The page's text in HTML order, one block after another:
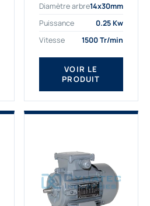
professionnels. Notre
gamme de moteurs
sélectionné pour la très
haute...
Diamètre arbre14x30mm
Puissance
0.25 Kw
Vitesse
1500 Tr/min
VOIR LE
PRODUIT